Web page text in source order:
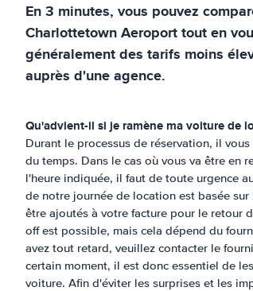
En 3 minutes, vous pouvez
Charlottetown Aeroporttout en
généralement des tarifs moins
auprès d'une agence.
Qu'advient-il si je ramène ma voiture de
Durant le processus de réservation, il
du temps. Dans le cas où vous va être en
l'heure indiquée, il faut de toute urgence
de notre journée de location est basée
être ajoutés à votre facture pour le retour
off est possible, mais cela dépend du
avez tout retard, veuillez contacter le
certain moment, il est donc essentiel de
voiture. Afin d'éviter les surprises et les